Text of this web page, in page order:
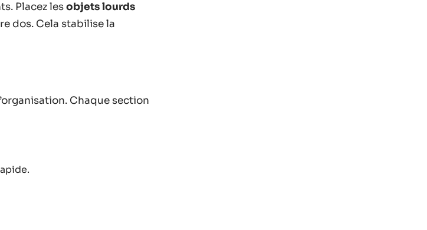
Placez lesobjets lourds
dos. Cela stabilise la
Chaque section